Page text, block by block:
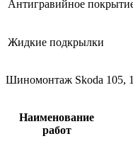
Антигравийное
Жидкие подкрылки
Шиномонтаж Skoda 105,
Наименование
работ